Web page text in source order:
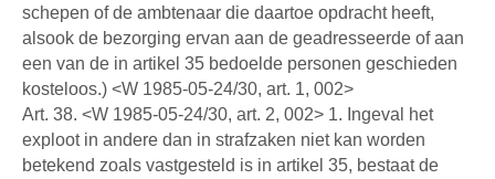
schepen of de ambtenaar die daartoe opdracht heeft,
alsook de bezorging ervan aan de geadresseerde of aan
een van de in artikel 35 bedoelde personen geschieden
kosteloos.) <W 1985-05-24/30, art. 1, 002>
Art. 38. <W 1985-05-24/30, art. 2, 002> 1. Ingeval het
exploot in andere dan in strafzaken niet kan worden
betekend zoals vastgesteld is in artikel 35, bestaat de